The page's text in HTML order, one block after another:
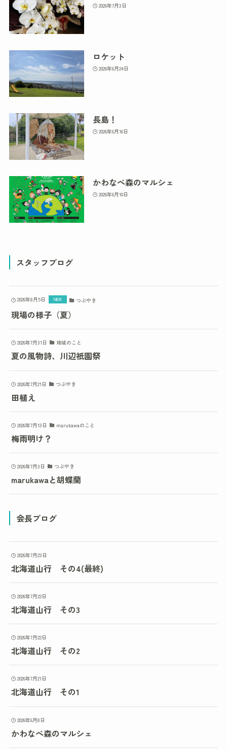
2026年7月3日
ロケット
2026年6月24日
長島！
2026年6月16日
かわなべ森のマルシェ
2026年6月10日
スタッフブログ
2026年8月5日 つぶやき
現場の様子（夏）
2026年7月31日 地域のこと
夏の風物詩、川辺祇園祭
2026年7月21日 つぶやき
田植え
2026年7月13日 marukawaのこと
梅雨明け？
2026年7月3日 つぶやき
marukawaと胡蝶蘭
会長ブログ
2026年7月23日
北海道山行 その4(最終)
2026年7月22日
北海道山行 その3
2026年7月22日
北海道山行 その2
2026年7月21日
北海道山行 その1
2026年6月8日
かわなべ森のマルシェ